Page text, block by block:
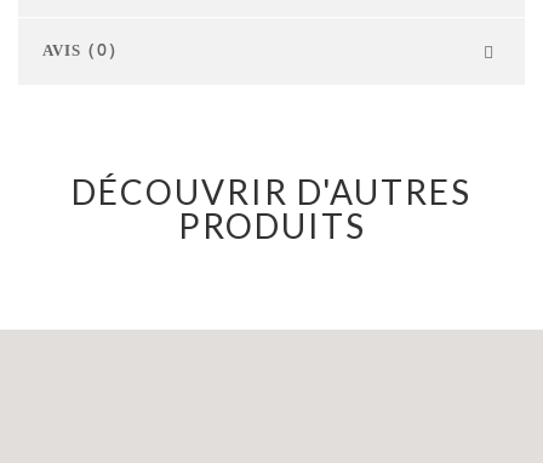
AVIS (0)
DÉCOUVRIR D'AUTRES
PRODUITS